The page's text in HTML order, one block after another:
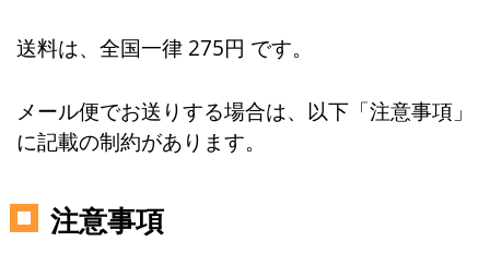
送料は、全国一律 275円 です。
メール便でお送りする場合は、以下「注意事項」
に記載の制約があります。
注意事項